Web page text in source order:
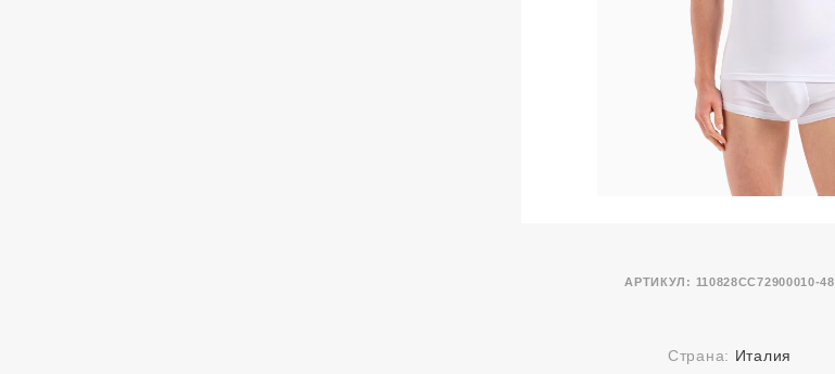
АРТИКУЛ: 110828CC72900010-48
Страна: Италия